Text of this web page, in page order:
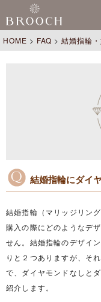
HOME > FAQ >結婚指輪
結婚指輪にダイ
結婚指輪（マリッジリン
購入の際にどのようなデ
せん。結婚指輪のデザイ
りと２つありますが、そ
で、ダイヤモンドなしと
紹介します。